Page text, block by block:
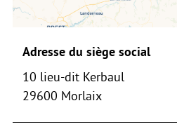
Adresse du siège social
10 lieu-dit Kerbaul
29600 Morlaix